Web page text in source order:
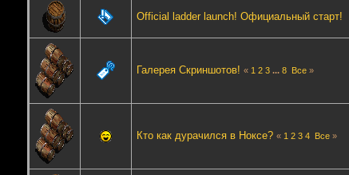
Official ladder launch! Официальный старт!
Галерея Скриншотов! « 1 2 3 ...8 Все »
Кто как дурачился в Ноксе? « 1 2 3 4 Все »